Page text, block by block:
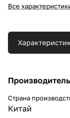
Все
Производитель
Страна
Китай